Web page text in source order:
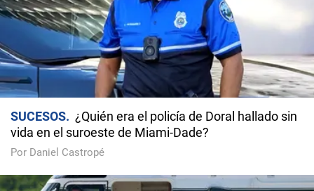
SUCESOS
¿Quién era el policía de Doral hallado sin
vida en el suroeste de Miami-Dade?
Por Daniel Castropé